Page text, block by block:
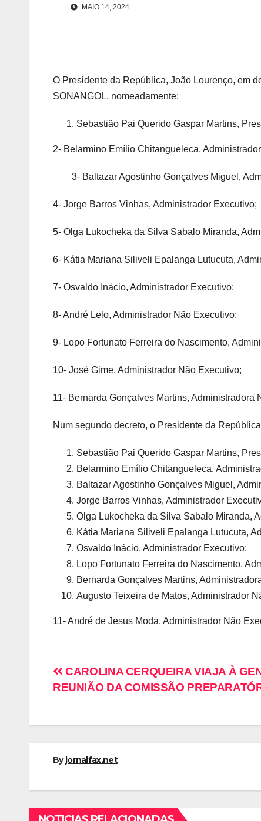
MAIO 14, 2024
O Presidente da República, João Lourenço, em
SONANGOL, nomeadamente:
Sebastião Pai Querido Gaspar Martins,
2- Belarmino Emílio Chitangueleca,
3- Baltazar Agostinho Gonçalves Miguel,
4- Jorge Barros Vinhas, Administrador Executivo;
5- Olga Lukocheka da Silva Sabalo Miranda,
6- Kátia Mariana Siliveli Epalanga Lutucuta,
7- Osvaldo Inácio, Administrador Executivo;
8- André Lelo, Administrador Não Executivo;
9- Lopo Fortunato Ferreira do Nascimento,
10- José Gime, Administrador Não Executivo;
11- Bernarda Gonçalves Martins, Administradora
Num segundo decreto, o Presidente da
Sebastião Pai Querido Gaspar Martins,
Belarmino Emílio Chitangueleca,
Baltazar Agostinho Gonçalves Miguel,
Jorge Barros Vinhas, Administrador
Olga Lukocheka da Silva Sabalo Miranda,
Kátia Mariana Siliveli Epalanga Lutucuta,
Osvaldo Inácio, Administrador Executivo;
Lopo Fortunato Ferreira do Nascimento,
Bernarda Gonçalves Martins,
Augusto Teixeira de Matos, Administrador
11- André de Jesus Moda, Administrador Não
Navegação
de
Post
CAROLINA CERQUEIRA VIAJA À
REUNIÃO DA COMISSÃO
Byjornalfax.net